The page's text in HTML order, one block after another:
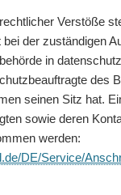
Verstöße
der zuständigen
in
des
seinen Sitz hat.
sowie deren
werden:
DE/Service/